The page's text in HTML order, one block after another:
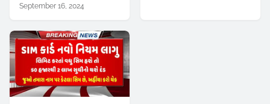
September 16, 2024